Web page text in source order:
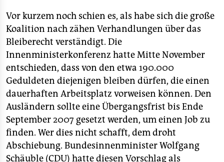
Vor kurzem noch schien es, als habe sich die große
Koalition nach zähen Verhandlungen über das
Bleiberecht verständigt. Die
Innenministerkonferenz hatte Mitte November
entschieden, dass von den etwa 190.000
Geduldeten diejenigen bleiben dürfen, die einen
dauerhaften Arbeitsplatz vorweisen können. Den
Ausländern sollte eine Übergangsfrist bis Ende
September 2007 gesetzt werden, um einen Job zu
finden. Wer dies nicht schafft, dem droht
Abschiebung. Bundesinnenminister Wolfgang
Schäuble (CDU) hatte diesen Vorschlag als